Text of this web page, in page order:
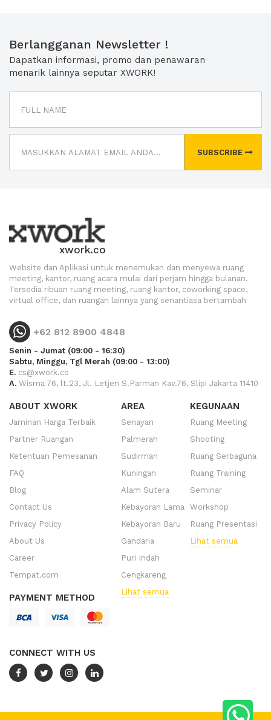
Berlangganan Newsletter !
Dapatkan informasi, promo dan penawaran
menarik lainnya seputar XWORK!
SUBSCRIBE
xwork.co
Website dan Aplikasi untuk menemukan dan menyewa ruang
meeting, kantor, ruang acara mulai dari perjam hingga bulanan.
Tersedia ribuan ruang meeting, ruang kantor, coworking space,
virtual office, dan ruangan lainnya yang senantiasa bertambah
+62 812 8900 4848
Senin - Jumat (09:00 - 16:30)
Sabtu, Minggu, Tgl Merah (09:00 - 13:00)
E. cs@xwork.co
A. Wisma 76, lt.23, Jl. Letjen S.Parman Kav.76, Slipi Jakarta 11410
ABOUT XWORK
Jaminan Harga Terbaik
Partner Ruangan
Ketentuan Pemesanan
FAQ
Blog
Contact Us
Privacy Policy
About Us
Career
Tempat.com
PAYMENT METHOD
CONNECT WITH US
AREA
Senayan
Palmerah
Sudirman
Kuningan
Alam Sutera
Kebayoran Lama
Kebayoran Baru
Gandaria
Puri Indah
Cengkareng
Lihat semua
KEGUNAAN
Ruang Meeting
Shooting
Ruang Serbaguna
Ruang Training
Seminar
Workshop
Ruang Presentasi
Lihat semua